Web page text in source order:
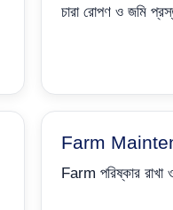
চারা রোপণ ও জমি
Farm
Farm পরিষ্কার রাখা